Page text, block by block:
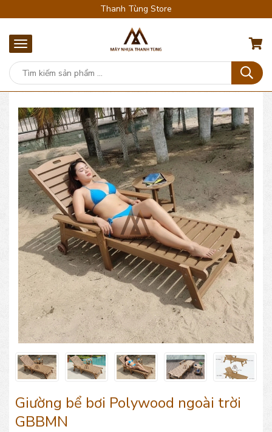
Thanh Tùng Store
Giường bể bơi Polywood ngoài trời
GBBMN